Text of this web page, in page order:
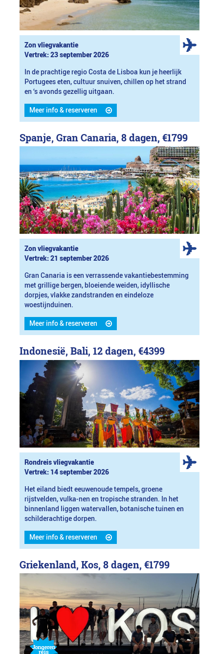
Zon vliegvakantie
Vertrek: 23 september 2026
In de prachtige regio Costa de Lisboa kun je heerlijk
Portugees eten, cultuur snuiven, chillen op het strand
en ‘s avonds gezellig uitgaan.
Meer info & reserveren
Spanje, Gran Canaria, 8 dagen, €1799
Zon vliegvakantie
Vertrek: 21 september 2026
Gran Canaria is een verrassende vakantiebestemming
met grillige bergen, bloeiende weiden, idyllische
dorpjes, vlakke zandstranden en eindeloze
woestijnduinen.
Meer info & reserveren
Indonesië, Bali, 12 dagen, €4399
Rondreis vliegvakantie
Vertrek: 14 september 2026
Het eiland biedt eeuwenoude tempels, groene
rijstvelden, vulka-nen en tropische stranden. In het
binnenland liggen watervallen, botanische tuinen en
schilderachtige dorpen.
Meer info & reserveren
Griekenland, Kos, 8 dagen, €1799